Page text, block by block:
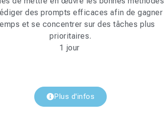
des prompts efficaces afin de gagner
et se concentrer sur des tâches plus
prioritaires.
1 jour
Plus d'infos